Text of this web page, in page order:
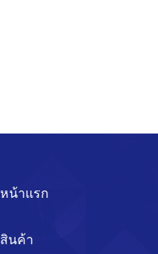
หน้าแรก
สินค้า